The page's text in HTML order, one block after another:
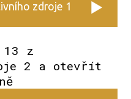
zdroje 1
13 z
2 a otevřít